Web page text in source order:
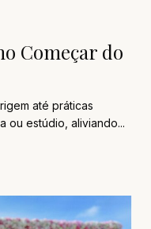
Começar do
até práticas
ou estúdio, aliviando...